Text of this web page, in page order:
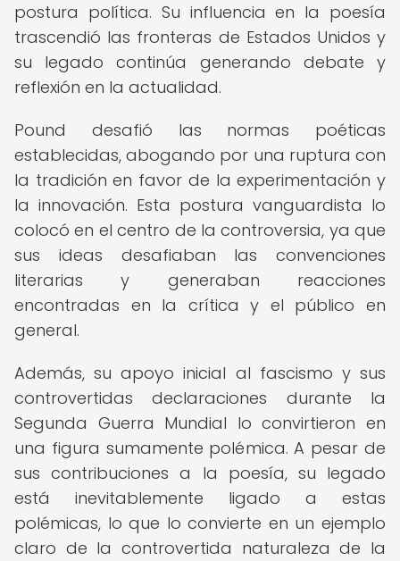
postura política. Su influencia en la poesía
trascendió las fronteras de Estados Unidos y
su legado continúa generando debate y
reflexión en la actualidad.
Pound desafió las normas poéticas
establecidas, abogando por una ruptura con
la tradición en favor de la experimentación y
la innovación. Esta postura vanguardista lo
colocó en el centro de la controversia, ya que
sus ideas desafiaban las convenciones
literarias y generaban reacciones
encontradas en la crítica y el público en
general.
Además, su apoyo inicial al fascismo y sus
controvertidas declaraciones durante la
Segunda Guerra Mundial lo convirtieron en
una figura sumamente polémica. A pesar de
sus contribuciones a la poesía, su legado
está inevitablemente ligado a estas
polémicas, lo que lo convierte en un ejemplo
claro de la controvertida naturaleza de la